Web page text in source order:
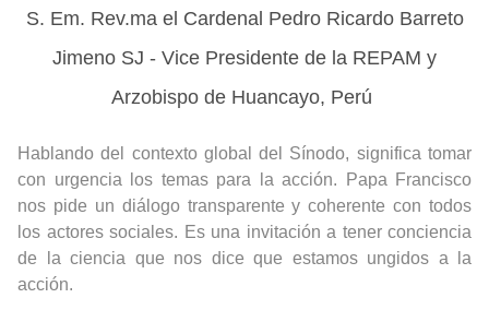
S. Em. Rev.ma el Cardenal Pedro Ricardo Barreto
Jimeno SJ - Vice Presidente de la REPAM y
Arzobispo de Huancayo, Perú
Hablando del contexto global del Sínodo, significa tomar
con urgencia los temas para la acción. Papa Francisco
nos pide un diálogo transparente y coherente con todos
los actores sociales. Es una invitación a tener conciencia
de la ciencia que nos dice que estamos ungidos a la
acción.